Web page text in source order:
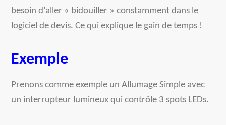
besoin d’aller « bidouiller » constamment dans le
logiciel de devis. Ce qui explique le gain de temps !
Exemple
Prenons comme exemple un Allumage Simple avec
un interrupteur lumineux qui contrôle 3 spots LEDs.